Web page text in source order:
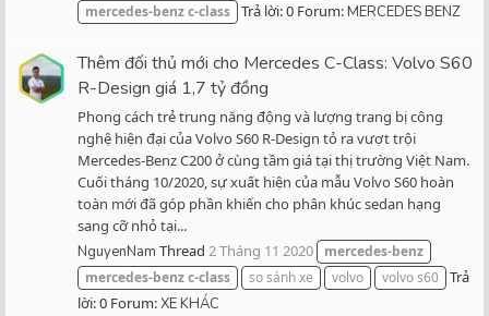
mercedes-benzc-class Trả lời: 0 Forum:MERCEDES BENZ
Thêm đối thủ mới cho Mercedes C-Class: Volvo S60
R-Design giá 1,7 tỷ đồng
Phong cách trẻ trung năng động và lượng trang bị công
nghệ hiện đại của Volvo S60 R-Design tỏ ra vượt trội
Mercedes-Benz C200 ở cùng tầm giá tại thị trường Việt Nam.
Cuối tháng 10/2020, sự xuất hiện của mẫu Volvo S60 hoàn
toàn mới đã góp phần khiến cho phân khúc sedan hạng
sang cỡ nhỏ tại...
NguyenNam Thread 2 Tháng 11 2020
mercedes-benz
mercedes-benzc-class so sánh xe volvo volvo s60 Trả
lời: 0 Forum:XE KHÁC